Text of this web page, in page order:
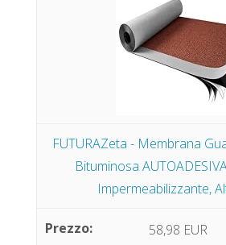
FUTURAZeta - Membrana
Bituminosa
Impermeabilizzante,
58,98 EUR